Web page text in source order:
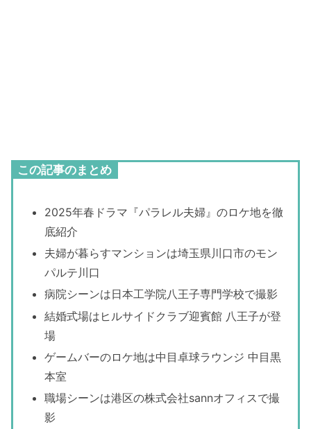
この記事のまとめ
2025年春ドラマ『パラレル夫婦』のロケ地を徹
底紹介
夫婦が暮らすマンションは埼玉県川口市のモン
パルテ川口
病院シーンは日本工学院八王子専門学校で撮影
結婚式場はヒルサイドクラブ迎賓館 八王子が登
場
ゲームバーのロケ地は中目卓球ラウンジ 中目黒
本室
職場シーンは港区の株式会社sannオフィスで撮
影